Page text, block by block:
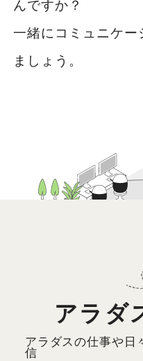
んですか？
一緒にコミュニケー
ましょう。
アラダ
アラダスの仕事や日
信